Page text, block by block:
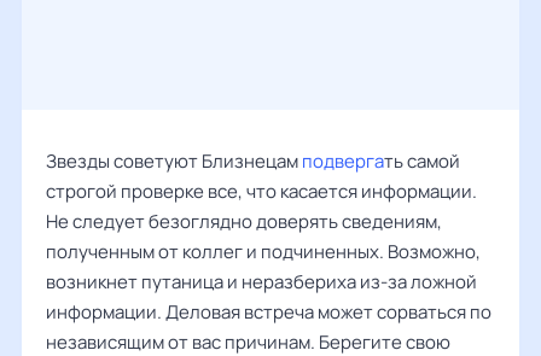
Звезды советуют Близнецамподвергать самой
строгой проверке все, что касается информации.
Не следует безоглядно доверять сведениям,
полученным от коллег и подчиненных. Возможно,
возникнет путаница и неразбериха из-за ложной
информации. Деловая встреча может сорваться по
независящим от вас причинам. Берегите свою